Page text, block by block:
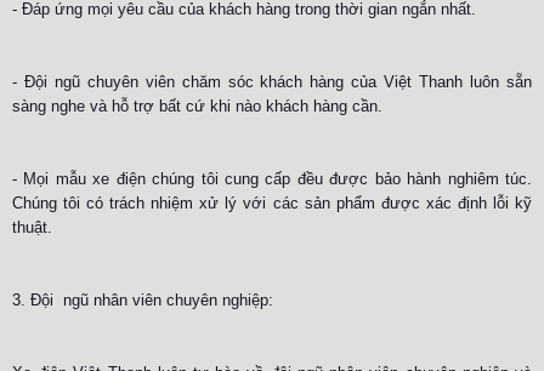
- Đáp ứng mọi yêu cầu của khách hàng trong thời gian ngắn nhất.
- Đội ngũ chuyên viên chăm sóc khách hàng của Việt Thanh luôn sẵn
sàng nghe và hỗ trợ bất cứ khi nào khách hàng cần.
- Mọi mẫu xe điện chúng tôi cung cấp đều được bảo hành nghiêm túc.
Chúng tôi có trách nhiệm xử lý với các sản phẩm được xác định lỗi kỹ
thuật.
3. Đội ngũ nhân viên chuyên nghiệp: